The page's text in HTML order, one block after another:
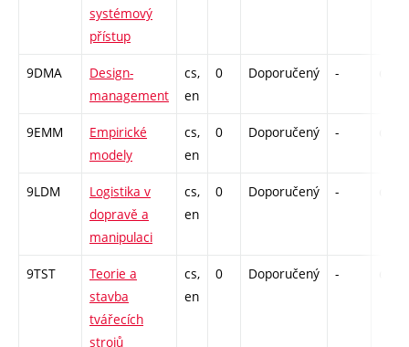
systémový
přístup
9DMA
Design-
management
cs,
en
0 Doporučený -
9EMM
Empirické
modely
cs,
en
0 Doporučený -
9LDM
Logistika v
dopravě a
manipulaci
cs,
en
0 Doporučený -
9TST
Teorie a
stavba
tvářecích
strojů
cs,
en
0 Doporučený -